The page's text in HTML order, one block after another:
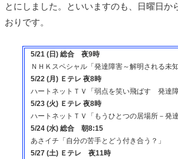
とにしました。といいますのも、日曜日か
おりです。
5/21 (日) 総合 夜9時
ＮＨＫスペシャル「発達障害～解明される未
5/22 (月) Ｅテレ 夜8時
ハートネットＴＶ「弱点を笑い飛ばす 発達
5/23 (火) Ｅテレ 夜8時
ハートネットＴＶ「もうひとつの居場所－発
5/24 (水) 総合 朝8:15
あさイチ「自分の苦手とどう付き合う？」
5/27 (土) Ｅテレ 夜11時